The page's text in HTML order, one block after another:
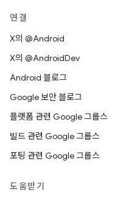
연결
X의 @Android
X의 @AndroidDev
Android 블로그
Google 보안 블로그
플랫폼 관련 Google 그룹스
빌드 관련 Google 그룹스
포팅 관련 Google 그룹스
도움받기